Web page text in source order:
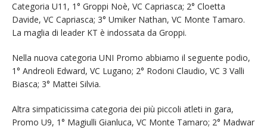
Categoria U11, 1° Groppi Noè, VC Capriasca; 2° Cloetta
Davide, VC Capriasca; 3° Umiker Nathan, VC Monte Tamaro.
La maglia di leader KT è indossata da Groppi.
Nella nuova categoria UNI Promo abbiamo il seguente podio,
1° Andreoli Edward, VC Lugano; 2° Rodoni Claudio, VC 3 Valli
Biasca; 3° Mattei Silvia.
Altra simpaticissima categoria dei più piccoli atleti in gara,
Promo U9, 1° Magiulli Gianluca, VC Monte Tamaro; 2° Madwar